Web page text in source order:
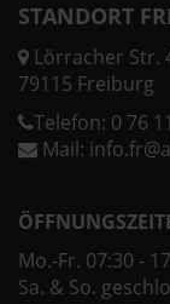
STANDORT
Lörracher Str.
79115 Freiburg
Telefon: 0 76
Mail:
Mo.-Fr. 07:30 -
Sa. & So.